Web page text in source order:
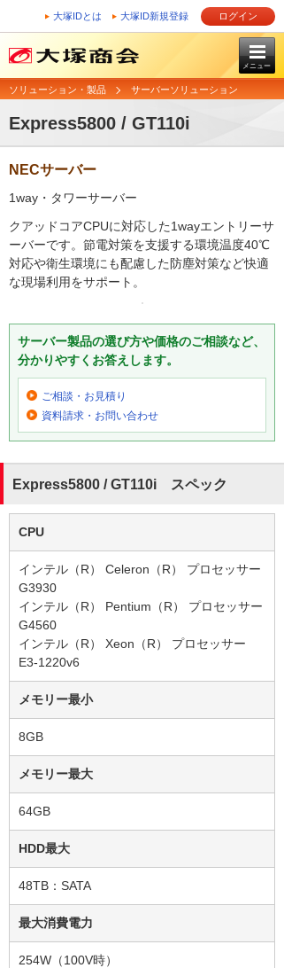
大塚IDとは 大塚ID新規登録 ログイン
メニュー
ソリューション・製品 サーバーソリューション
Express5800 / GT110i
NECサーバー
1way・タワーサーバー
クアッドコアCPUに対応した1wayエントリーサ
ーバーです。節電対策を支援する環境温度40℃
対応や衛生環境にも配慮した防塵対策など快適
な現場利用をサポート。
サーバー製品の選び方や価格のご相談など、
分かりやすくお答えします。
ご相談・お見積り
資料請求・お問い合わせ
Express5800 / GT110i スペック
CPU
インテル（R） Celeron（R） プロセッサー
G3930
インテル（R） Pentium（R） プロセッサー
G4560
インテル（R） Xeon（R） プロセッサー
E3-1220v6
メモリー最小
8GB
メモリー最大
64GB
HDD最大
48TB：SATA
最大消費電力
254W（100V時）